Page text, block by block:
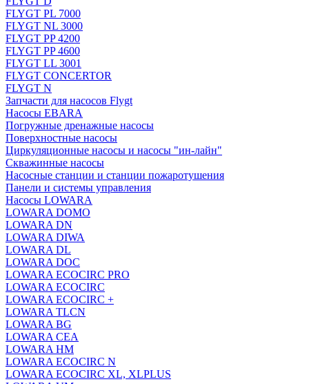
FLYGT PL 7000
FLYGT NL 3000
FLYGT PP 4200
FLYGT PP 4600
FLYGT LL 3001
FLYGT CONCERTOR
FLYGT N
Запчасти для насосов Flygt
Насосы EBARA
Погружные дренажные насосы
Поверхностные насосы
Циркуляционные насосы и насосы "ин-лайн"
Скважинные насосы
Насосные станции и станции пожаротушения
Панели и системы управления
Насосы LOWARA
LOWARA DOMO
LOWARA DN
LOWARA DIWA
LOWARA DL
LOWARA DOC
LOWARA ECOCIRC PRO
LOWARA ECOCIRC
LOWARA ECOCIRC +
LOWARA TLCN
LOWARA BG
LOWARA CEA
LOWARA HM
LOWARA ECOCIRC N
LOWARA ECOCIRC XL, XLPLUS